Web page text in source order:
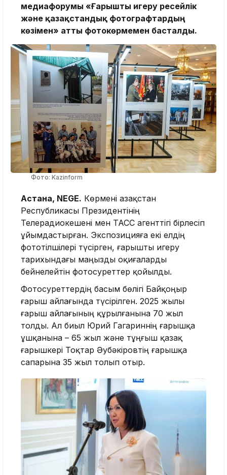
медиафорумы «Ғарышты игеру ресейлік
және қазақстандық фотографтардың
көзімен» атты фотокөрмемен басталды.
Фото: Kazinform
Астана, NEGE. Көрмені Қазақстан
Республикасы Президентінің
Телерадиокешені мен ТАСС агенттігі бірлесіп
ұйымдастырған. Экспозицияға екі елдің
фототілшілері түсірген, ғарышты игеру
тарихындағы маңызды оқиғаларды
бейнелейтін фотосуреттер қойылды.
Фотосуреттердің басым бөлігі Байқоңыр
ғарыш айлағында түсірілген. 2025 жылы
ғарыш айлағының құрылғанына 70 жыл
толды. Ал биыл Юрий Гагариннің ғарышқа
ұшқанына – 65 жыл және тұңғыш қазақ
ғарышкері Тоқтар Әубәкіровтің ғарышқа
сапарына 35 жыл толып отыр.